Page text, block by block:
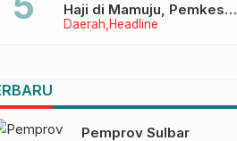
Daerah Headline
Haji di Mamuju, Pemkesra
dan Kementerian Haji
Pemprov Sulbar